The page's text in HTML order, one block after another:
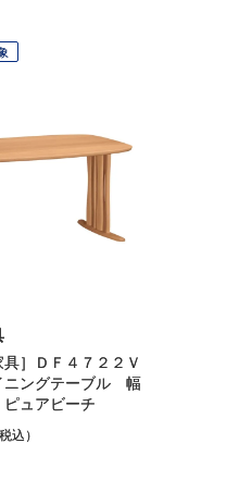
具］ＤＦ４７２２Ｖ
ングテーブル 幅
ュアビーチ
税込）